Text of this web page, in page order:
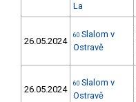
La
26.05.2024
60 Slalom v
Ostravě
26.05.2024
60 Slalom v
Ostravě